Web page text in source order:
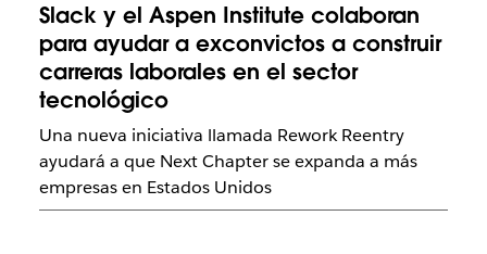
Slack y el Aspen Institute colaboran
para ayudar a exconvictos a construir
carreras laborales en el sector
tecnológico
Una nueva iniciativa llamada Rework Reentry
ayudará a que Next Chapter se expanda a más
empresas en Estados Unidos